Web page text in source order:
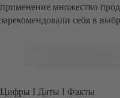
применение множество
зарекомендовали себя в
Цифры I Даты I Факты